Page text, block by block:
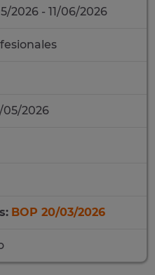
2026 - 11/06/2026
05/2026
BOP 20/03/2026